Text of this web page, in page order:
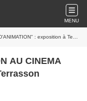
MENU
à Terrasson Lavilledieu (Dordogne)
AU CINEMA